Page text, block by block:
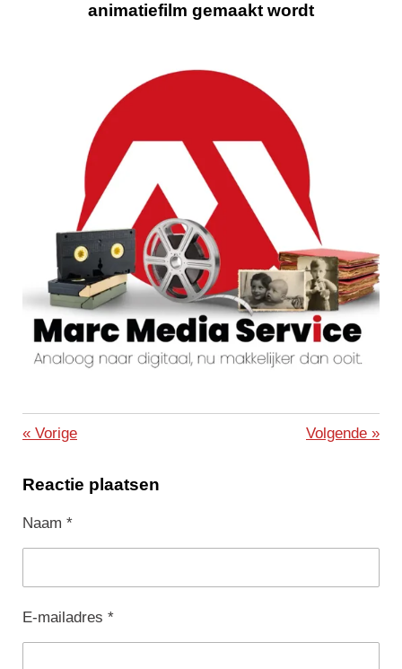
animatiefilm gemaakt wordt
« Vorige Volgende »
Reactie plaatsen
Naam *
E-mailadres *